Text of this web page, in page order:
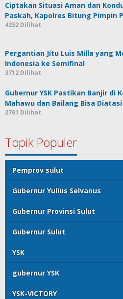
Ciptakan Situasi Aman dan
Paskah, Kapolres Bitung Pimpin
4252 Dilihat
Pergantian Jitu Luis Milla yang
Indonesia ke Semifinal
3712 Dilihat
Gubernur YSK Pastikan Banjir di
Mahawu dan Bailang Bisa Diatasi
2761 Dilihat
Topik Populer
Pemprov sulut
Gubernur Yulius Selvanus
Gubernur Provinsi Sulut
Gubernur Sulut
YSK
gubernur YSK
YSK-VICTORY